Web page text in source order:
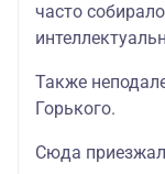
часто
Также
Горького.
Сюда